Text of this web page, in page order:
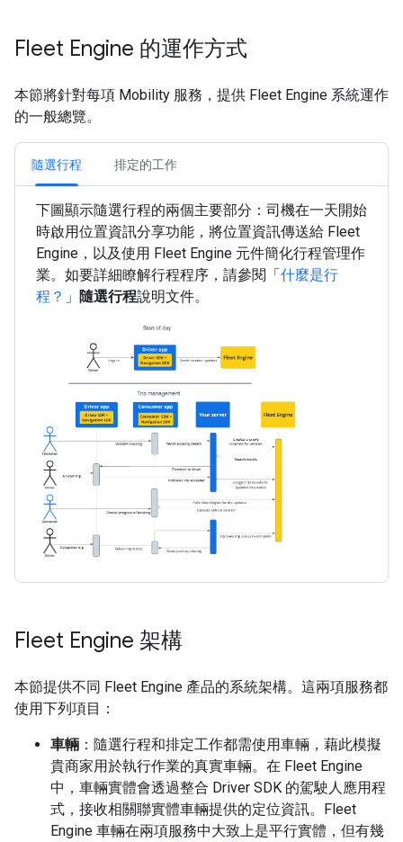
Fleet Engine 的運作方式
本節將針對每項 Mobility 服務，提供 Fleet Engine 系統運作
的一般總覽。
隨選行程 排定的工作
下圖顯示隨選行程的兩個主要部分：司機在一天開始
時啟用位置資訊分享功能，將位置資訊傳送給 Fleet
Engine，以及使用 Fleet Engine 元件簡化行程管理作
業。如要詳細瞭解行程程序，請參閱「什麼是行
程？ 」 隨選行程說明文件。
Fleet Engine 架構
本節提供不同 Fleet Engine 產品的系統架構。這兩項服務都
使用下列項目：
車輛 ：隨選行程和排定工作都需使用車輛，藉此模擬
貴商家用於執行作業的真實車輛。在 Fleet Engine
中，車輛實體會透過整合 Driver SDK 的駕駛人應用程
式，接收相關聯實體車輛提供的定位資訊。Fleet
Engine 車輛在兩項服務中大致上是平行實體，但有幾